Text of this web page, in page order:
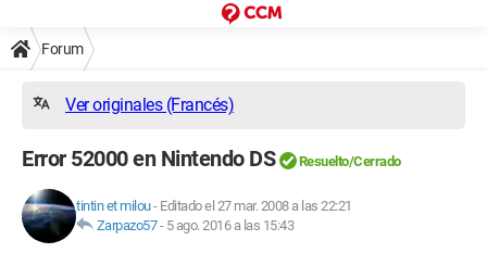
Forum
Ver originales (Francés)
Error 52000 en Nintendo DS Resuelto/Cerrado
tintin et milou- Editado el 27 mar. 2008 a las 22:21
Zarpazo57- 5 ago. 2016 a las 15:43